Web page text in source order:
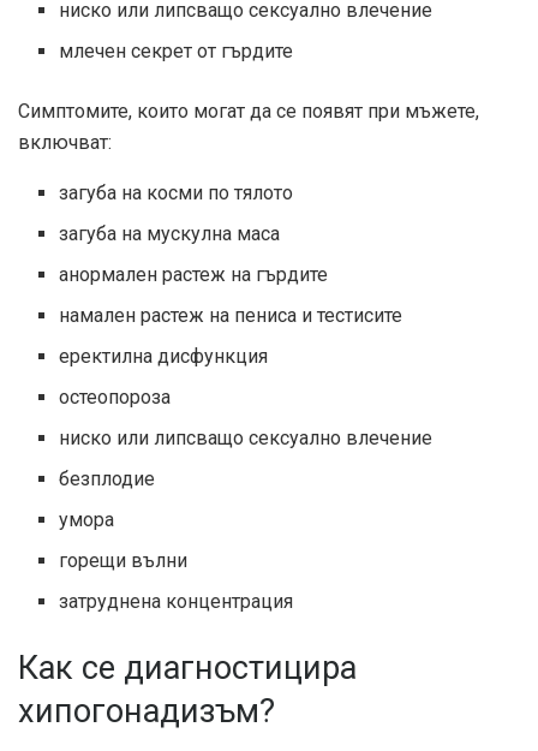
ниско или липсващо сексуално влечение
млечен секрет от гърдите
Симптомите, които могат да се появят при мъжете,
включват:
загуба на косми по тялото
загуба на мускулна маса
анормален растеж на гърдите
намален растеж на пениса и тестисите
еректилна дисфункция
остеопороза
ниско или липсващо сексуално влечение
безплодие
умора
горещи вълни
затруднена концентрация
Как се диагностицира
хипогонадизъм?